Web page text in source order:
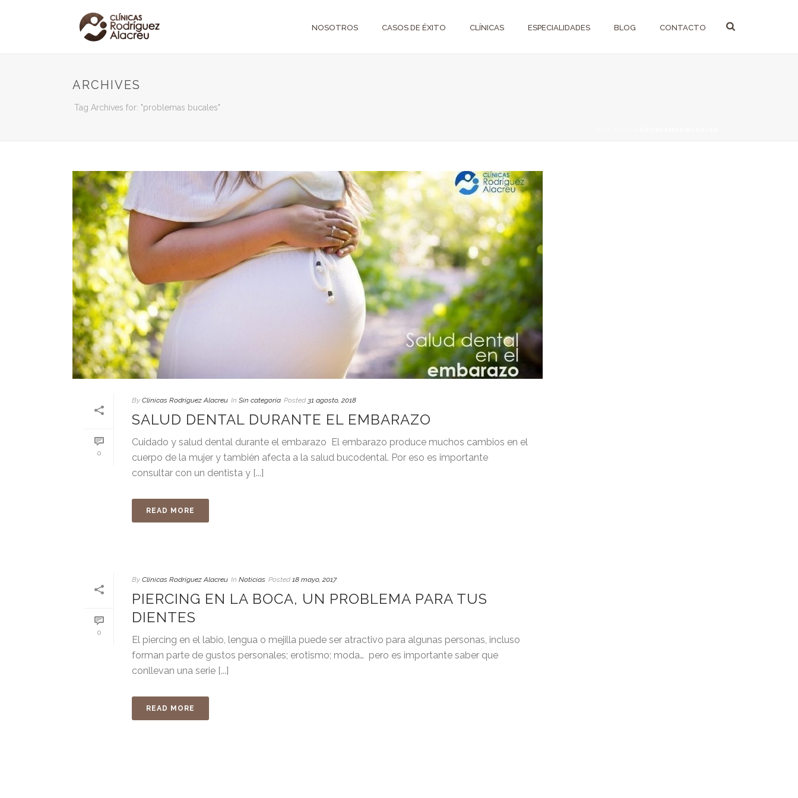
NOSOTROS CASOS DE ÉXITO CLÍNICAS ESPECIALIDADES BLOG CONTACTO
ARCHIVES
Tag Archives for: "problemas bucales"
0
By Clínicas Rodríguez Alacreu In Sin categoría Posted 31 agosto, 2018
SALUD DENTAL DURANTE EL EMBARAZO
Cuidado y salud dental durante el embarazo El embarazo produce muchos cambios en el
cuerpo de la mujer y también afecta a la salud bucodental. Por eso es importante
consultar con un dentista y [...]
READ MORE
0
By Clínicas Rodríguez Alacreu In Noticias Posted 18 mayo, 2017
PIERCING EN LA BOCA, UN PROBLEMA PARA TUS
DIENTES
El piercing en el labio, lengua o mejilla puede ser atractivo para algunas personas, incluso
forman parte de gustos personales; erotismo; moda… pero es importante saber que
conllevan una serie [...]
READ MORE